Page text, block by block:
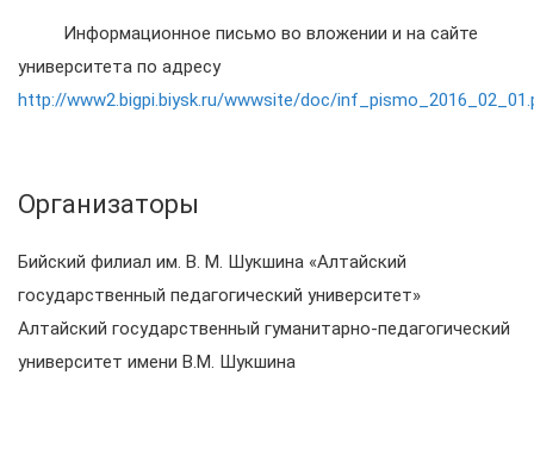
Информационное письмо во вложении и на сайте
университета по адресу
http://www2.bigpi.biysk.ru/wwwsite/doc/
Организаторы
Бийский филиал им. В. М. Шукшина «Алтайский
государственный педагогический университет»
Алтайский государственный гуманитарно-педагогический
университет имени В.М. Шукшина